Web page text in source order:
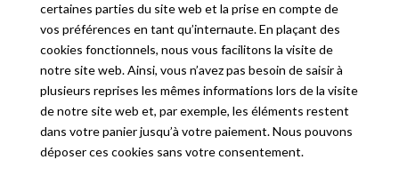
certaines parties du site web et la prise en compte de
vos préférences en tant qu’internaute. En plaçant des
cookies fonctionnels, nous vous facilitons la visite de
notre site web. Ainsi, vous n’avez pas besoin de saisir à
plusieurs reprises les mêmes informations lors de la visite
de notre site web et, par exemple, les éléments restent
dans votre panier jusqu’à votre paiement. Nous pouvons
déposer ces cookies sans votre consentement.